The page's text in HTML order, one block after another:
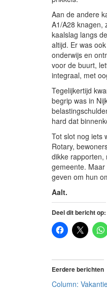
Aan de andere
A1/A28 knagen,
kaalslag langs
altijd. Er was
onderwijs en
voor de buurt,
integraal, met
Tegelijkertijd
begrip was in
hard dat
Tot slot nog iets
Rotary,
dikke rapporten,
gemeente.
geven om hun
Aalt.
Deel dit bericht op:
Eerdere berichten
Column: